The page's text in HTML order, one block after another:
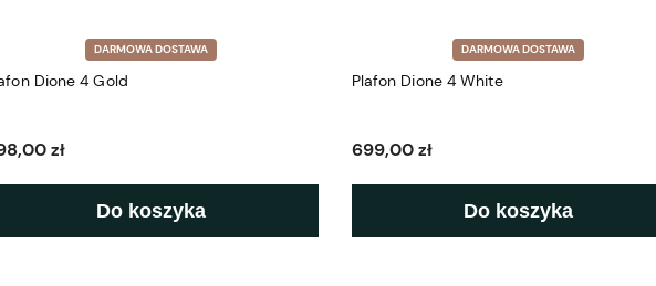
DARMOWA DOSTAWA
Dione 4 Gold
zł
Do koszyka
DARMOWA DOSTAWA
Plafon Dione 4 White
699,00 zł
Do koszyka